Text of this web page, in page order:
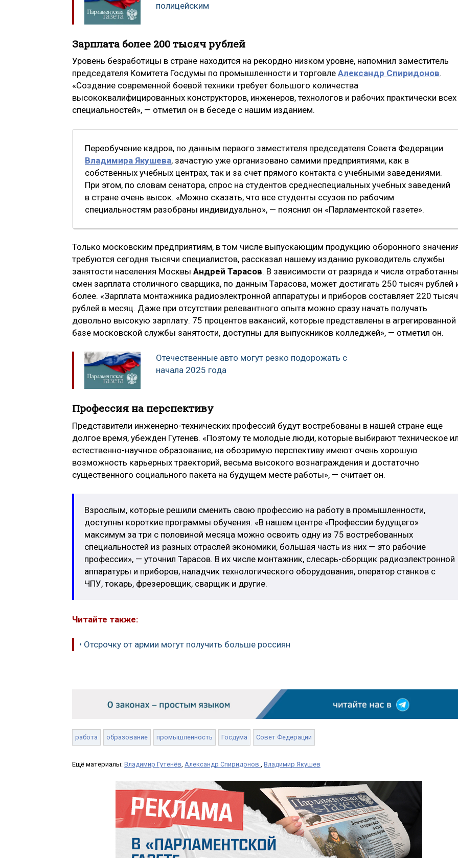
полицейским
Зарплата более 200 тысяч рублей
Уровень безработицы в стране находится на рекордно низком уровне, напомнил заместитель
председателя Комитета Госдумы по промышленности и торговле Александр Спиридонов.
«Создание современной боевой техники требует большого количества
высококвалифицированных конструкторов, инженеров, технологов и рабочих практически всех
специальностей», — отметил он в беседе с нашим изданием.
Переобучение кадров, по данным первого заместителя председателя Совета Федерации
Владимира Якушева, зачастую уже организовано самими предприятиями, как в
собственных учебных центрах, так и за счет прямого контакта с учебными заведениями.
При этом, по словам сенатора, спрос на студентов среднеспециальных учебных заведений
в стране очень высок. «Можно сказать, что все студенты ссузов по рабочим
специальностям разобраны индивидуально», — пояснил он «Парламентской газете».
Только московским предприятиям, в том числе выпускающим продукцию оборонного
требуются сегодня тысячи специалистов, рассказал нашему изданию руководитель службы
занятости населения Москвы Андрей Тарасов. В зависимости от разряда и числа
смен зарплата столичного сварщика, по данным Тарасова, может достигать 250 тысяч рублей
более. «Зарплата монтажника радиоэлектронной аппаратуры и приборов составляет 220 тысяч
рублей в месяц. Даже при отсутствии релевантного опыта можно сразу начать получать
довольно высокую зарплату. 75 процентов вакансий, которые представлены в агрегированной
базе московской службы занятости, доступны для выпускников колледжей», — отметил он.
Отечественные авто могут резко подорожать с
начала 2025 года
Профессия на перспективу
Представители инженерно-технических профессий будут востребованы в нашей стране еще
долгое время, убежден Гутенев. «Поэтому те молодые люди, которые выбирают техническое
естественно-научное образование, на обозримую перспективу имеют очень хорошую
возможность карьерных траекторий, весьма высокого вознаграждения и достаточно
существенного социального пакета на будущем месте работы», — считает он.
Взрослым, которые решили сменить свою профессию на работу в промышленности,
доступны короткие программы обучения. «В нашем центре «Профессии будущего»
максимум за три с половиной месяца можно освоить одну из 75 востребованных
специальностей из разных отраслей экономики, большая часть из них — это рабочие
профессии», — уточнил Тарасов. В их числе монтажник, слесарь-сборщик радиоэлектронной
аппаратуры и приборов, наладчик технологического оборудования, оператор станков с
ЧПУ, токарь, фрезеровщик, сварщик и другие.
Читайте также:
• Отсрочку от армии могут получить больше россиян
работа образование промышленность Госдума Совет Федерации
Ещё материалы: Владимир Гутенёв, Александр Спиридонов , Владимир Якушев